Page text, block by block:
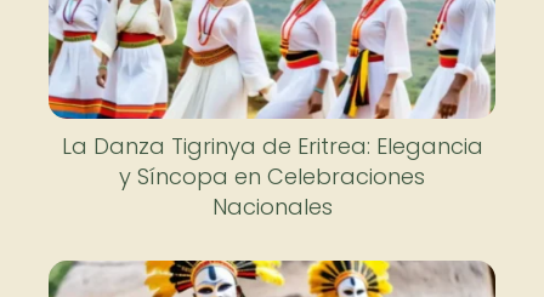
La Danza Tigrinya de Eritrea: Elegancia
y Síncopa en Celebraciones
Nacionales